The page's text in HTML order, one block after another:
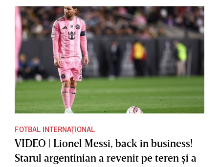
FOTBAL INTERNAȚIONAL
VIDEO | Lionel Messi, back in business!
Starul argentinian a revenit pe teren şi a